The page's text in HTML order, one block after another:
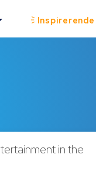
in the